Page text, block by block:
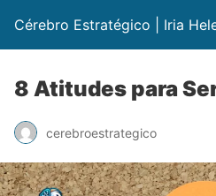
Cérebro Estratégico | Iria
8 Atitudes para
cerebroestrategico